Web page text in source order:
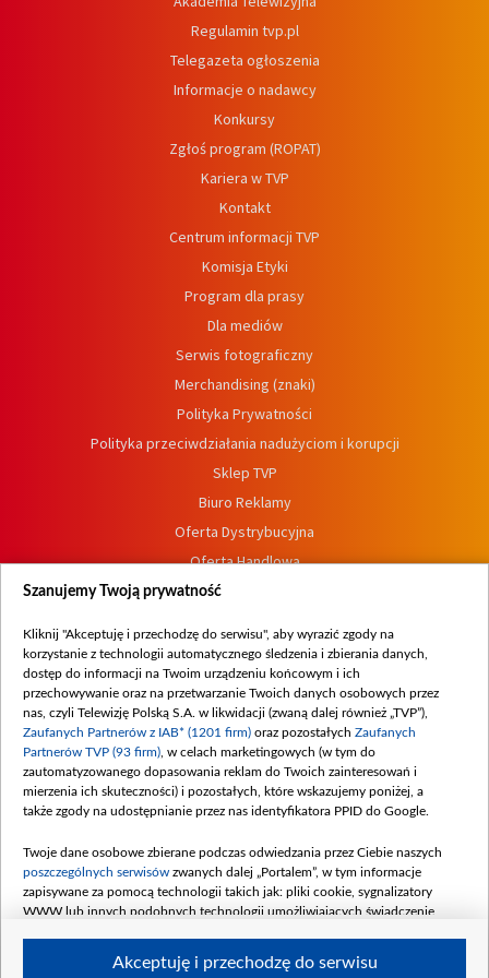
Regulamin tvp.pl
Telegazeta ogłoszenia
Informacje o nadawcy
Konkursy
Zgłoś program (ROPAT)
Kariera w TVP
Kontakt
Centrum informacji TVP
Komisja Etyki
Program dla prasy
Dla mediów
Serwis fotograficzny
Merchandising (znaki)
Polityka Prywatności
Polityka przeciwdziałania nadużyciom i korupcji
Sklep TVP
Biuro Reklamy
Oferta Dystrybucyjna
Oferta Handlowa
Dostępność
Procedura zgłoszeń wewnętrznych
Szanujemy Twoją prywatność
Kliknij "Akceptuję i przechodzę do serwisu", aby wyrazić zgody na
korzystanie z technologii automatycznego śledzenia i zbierania danych,
dostęp do informacji na Twoim urządzeniu końcowym i ich
przechowywanie oraz na przetwarzanie Twoich danych osobowych przez
nas, czyli Telewizję Polską S.A. w likwidacji (zwaną dalej również „TVP”),
Zaufanych Partnerów z IAB* (1201 firm) oraz pozostałych Zaufanych
Partnerów TVP (93 firm) , w celach marketingowych (w tym do
zautomatyzowanego dopasowania reklam do Twoich zainteresowań i
mierzenia ich skuteczności) i pozostałych, które wskazujemy poniżej, a
także zgody na udostępnianie przez nas identyfikatora PPID do Google.
Twoje dane osobowe zbierane podczas odwiedzania przez Ciebie naszych
poszczególnych serwisów zwanych dalej „Portalem”, w tym informacje
zapisywane za pomocą technologii takich jak: pliki cookie, sygnalizatory
WWW lub innych podobnych technologii umożliwiających świadczenie
Akceptuję i przechodzę do serwisu